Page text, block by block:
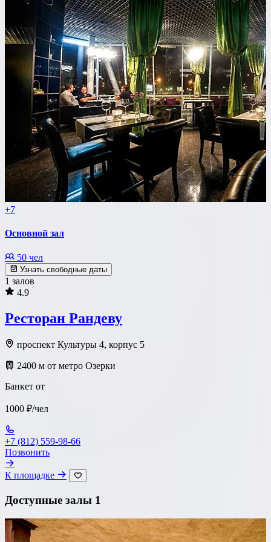
+7
Основной зал
50 чел
Узнать свободные даты
1 залов
4.9
Ресторан Рандеву
проспект Культуры 4, корпус 5
2400 м от метро Озерки
Банкет от
1000 ₽/чел
+7 (812) 559-98-66
Позвонить
К площадке
Доступные залы 1